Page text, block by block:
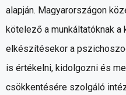
alapján. Magyarországon
kötelező a munkáltatóknak
elkészítésekor a
is értékelni, kidolgozni és
csökkentésére szolgáló